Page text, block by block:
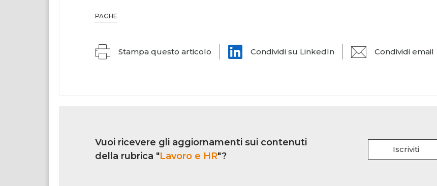
PAGHE
Stampa questo articolo Condividi su LinkedIn Condividi email
Vuoi ricevere gli aggiornamenti sui contenuti
della rubrica "Lavoro e HR"?
Iscriviti